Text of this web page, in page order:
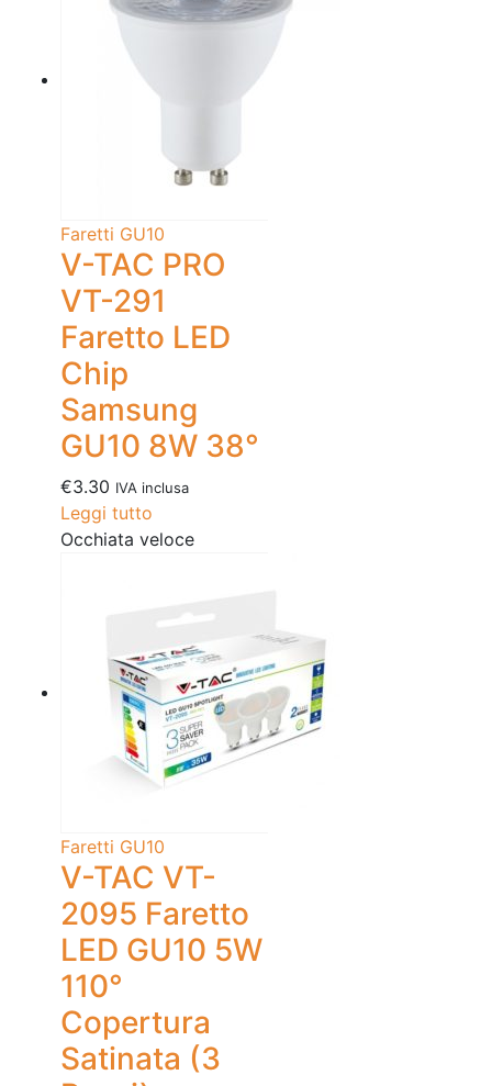
Faretti GU10
V-TAC PRO
VT-291
Faretto LED
Chip
Samsung
GU10 8W 38°
€3.30 IVA inclusa
Leggi tutto
Occhiata veloce
Faretti GU10
V-TAC VT-
2095 Faretto
LED GU10 5W
110°
Copertura
Satinata (3